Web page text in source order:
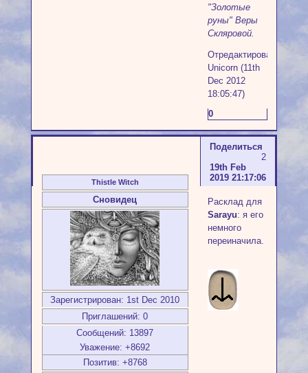
"Золотые
руны" Веры
Скляровой.
Отредактировано
Unicorn (11th
Dec 2012
18:05:47)
0
Поделиться
2
19th Feb
2019 21:17:06
Thistle Witch
Сновидец
Зарегистрирован: 1st Dec 2010
Приглашений: 0
Сообщений: 13897
Уважение: +8692
Позитив: +8768
Расклад для
Sarayu: я его
немного
переиначила.